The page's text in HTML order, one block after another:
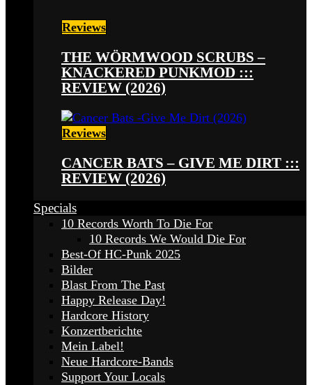
Reviews
THE WÖRMWOOD SCRUBS –
KNACKERED PUNKMOD :::
REVIEW (2026)
Reviews
CANCER BATS – GIVE ME DIRT :::
REVIEW (2026)
Specials
10 Records Worth To Die For
10 Records We Would Die For
Best-Of HC-Punk 2025
Bilder
Blast From The Past
Happy Release Day!
Hardcore History
Konzertberichte
Mein Label!
Neue Hardcore-Bands
Support Your Locals